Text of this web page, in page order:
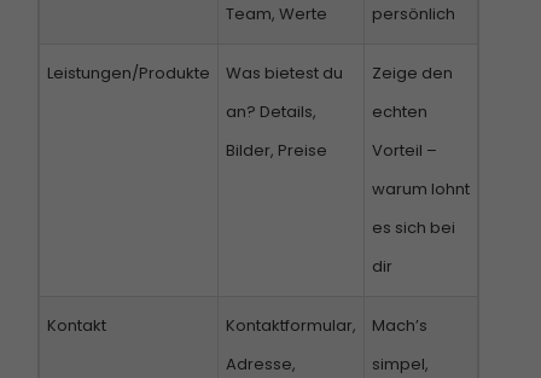
Team, Werte
persönlich
Leistungen/Produkte
Was bietest du
an? Details,
Bilder, Preise
Zeige den
echten
Vorteil –
warum lohnt
es sich bei
dir
Kontakt
Kontaktformular,
Adresse,
Mach’s
simpel,